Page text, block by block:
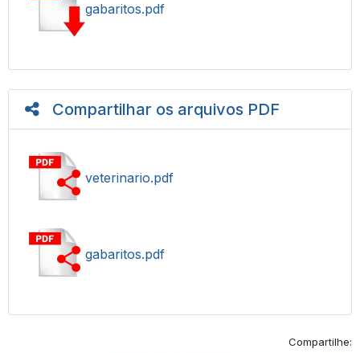
gabaritos.pdf
Compartilhar os arquivos PDF
veterinario.pdf
gabaritos.pdf
Compartilhe: